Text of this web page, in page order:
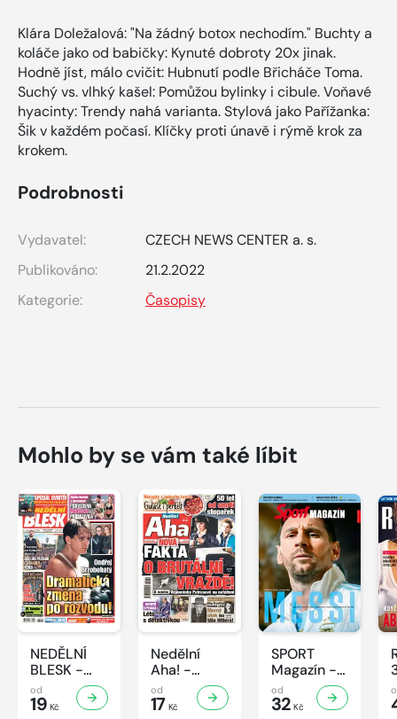
Klára Doležalová: "Na žádný botox nechodím." Buchty a
koláče jako od babičky: Kynuté dobroty 20x jinak.
Hodně jíst, málo cvičit: Hubnutí podle Břicháče Toma.
Suchý vs. vlhký kašel: Pomůžou bylinky i cibule. Voňavé
hyacinty: Trendy nahá varianta. Stylová jako Pařížanka:
Šik v každém počasí. Klíčky proti únavě i rýmě krok za
krokem.
Podrobnosti
Vydavatel:
CZECH NEWS CENTER a. s.
Publikováno:
21.2.2022
Kategorie:
Časopisy
Mohlo by se vám také líbit
NEDĚLNÍ
BLESK -
32/2026
od
19 Kč
Nedělní
Aha! -
32/2026
od
17 Kč
SPORT
Magazín -
32/2026
od
32 Kč